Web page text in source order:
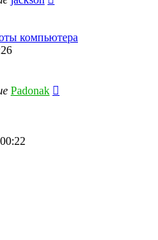
компьютера
Padonak